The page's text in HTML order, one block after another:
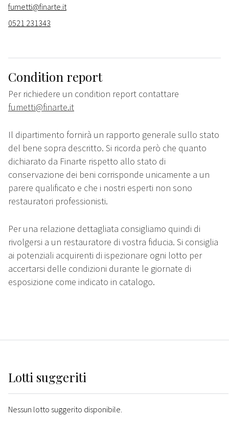
fumetti@finarte.it
0521 231343
Condition report
Per richiedere un condition report contattare
fumetti@finarte.it
Il dipartimento fornirà un rapporto generale sullo stato
del bene sopra descritto. Si ricorda però che quanto
dichiarato da Finarte rispetto allo stato di
conservazione dei beni corrisponde unicamente a un
parere qualificato e che i nostri esperti non sono
restauratori professionisti.
Per una relazione dettagliata consigliamo quindi di
rivolgersi a un restauratore di vostra fiducia. Si consiglia
ai potenziali acquirenti di ispezionare ogni lotto per
accertarsi delle condizioni durante le giornate di
esposizione come indicato in catalogo.
Lotti suggeriti
Nessun lotto suggerito disponibile.